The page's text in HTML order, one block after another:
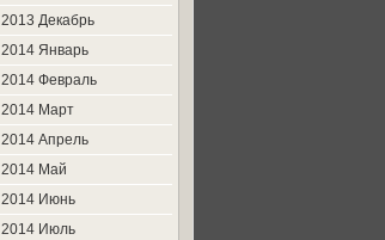
2013 Декабрь
2014 Январь
2014 Февраль
2014 Март
2014 Апрель
2014 Май
2014 Июнь
2014 Июль